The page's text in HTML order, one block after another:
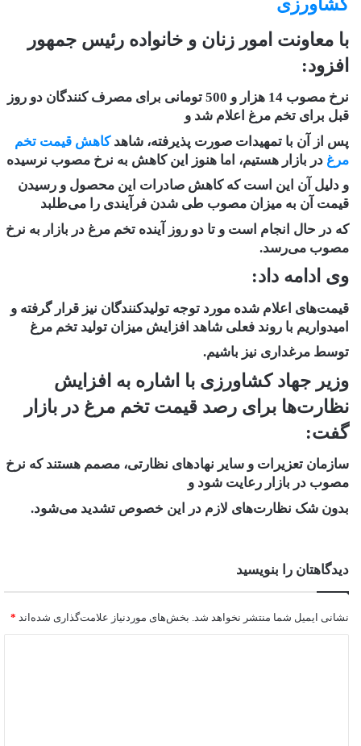
کشاورزی
با معاونت امور زنان و خانواده رئیس جمهور
افزود:
نرخ مصوب 14 هزار و 500 تومانی برای مصرف کنندگان دو روز
قبل برای تخم مرغ اعلام شد و
پس از آن با تمهیدات صورت پذیرفته، شاهد کاهش قیمت تخم
مرغ در بازار هستیم، اما هنوز این کاهش به نرخ مصوب نرسیده
و دلیل آن این است که کاهش صادرات این محصول و رسیدن
قیمت آن به میزان مصوب طی شدن فرآیندی را می‌طلبد
که در حال انجام است و تا دو روز آینده تخم مرغ در بازار به نرخ
مصوب می‌رسد.
وی ادامه داد:
قیمت‌های اعلام شده مورد توجه تولیدکنندگان نیز قرار گرفته و
امیدواریم با روند فعلی شاهد افزایش میزان تولید تخم مرغ
توسط مرغداری نیز باشیم.
وزیر جهاد کشاورزی با اشاره به افزایش
نظارت‌ها برای رصد قیمت تخم مرغ در بازار
گفت:
سازمان تعزیرات و سایر نهاد‌های نظارتی، مصمم هستند که نرخ
مصوب در بازار رعایت شود و
بدون شک نظارت‌های لازم در این خصوص تشدید می‌شود.
دیدگاهتان را بنویسید
نشانی ایمیل شما منتشر نخواهد شد. بخش‌های موردنیاز علامت‌گذاری شده‌اند *